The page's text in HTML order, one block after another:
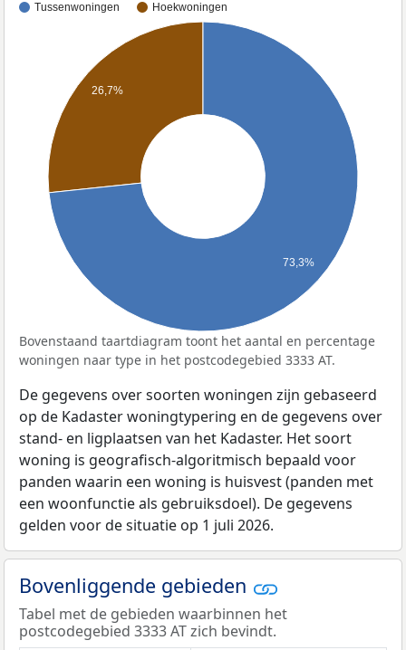
Tussenwoningen Hoekwoningen
26,7%
73,3%
Bovenstaand taartdiagram toont het aantal en percentage
woningen naar type in het postcodegebied 3333 AT.
De gegevens over soorten woningen zijn gebaseerd
op de Kadaster woningtypering en de gegevens over
stand- en ligplaatsen van het Kadaster. Het soort
woning is geografisch-algoritmisch bepaald voor
panden waarin een woning is huisvest (panden met
een woonfunctie als gebruiksdoel). De gegevens
gelden voor de situatie op 1 juli 2026.
Bovenliggende gebieden
Tabel met de gebieden waarbinnen het
postcodegebied 3333 AT zich bevindt.